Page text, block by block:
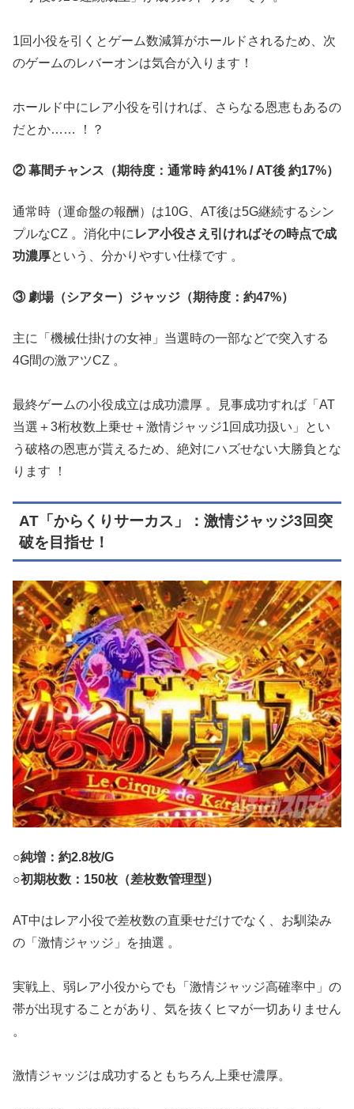
1回小役を引くとゲーム数減算がホールドされるため、次
のゲームのレバーオンは気合が入ります ！
ホールド中にレア小役を引ければ、さらなる恩恵もあるの
だとか……
！？
② 幕間チャンス（期待度：通常時 約41% / AT後 約17%）
通常時（運命盤の報酬）は10G、AT後は5G継続するシン
プルなCZ 。消化中に レア小役さえ引ければその時点で成
功濃厚という、分かりやすい仕様です 。
③ 劇場（シアター）ジャッジ（期待度：約47%）
主に「機械仕掛けの女神」当選時の一部などで突入する
4G間の激アツCZ 。
最終ゲームの小役成立は成功濃厚 。見事成功すれば「AT
当選＋3桁枚数上乗せ＋激情ジャッジ1回成功扱い」とい
う破格の恩恵が貰えるため、絶対にハズせない大勝負とな
ります
！
AT「からくりサーカス」：激情ジャッジ3回突
破を目指せ！
○純増 ：約2.8枚/G
○初期枚数 ：150枚（差枚数管理型）
AT中はレア小役で差枚数の直乗せだけでなく、お馴染み
の「激情ジャッジ」を抽選 。
実戦上、弱レア小役からでも「激情ジャッジ高確率中」の
帯が出現することがあり、気を抜くヒマが一切ありません
。
激情ジャッジは成功するともちろん上乗せ濃厚。